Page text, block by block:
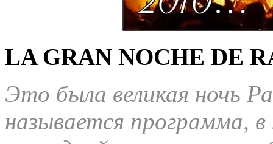
LA GRAN NOCHE DE
Это была великая ночь
называется программа,